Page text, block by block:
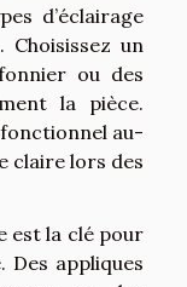
d’éclairage
un
ou des
la pièce.
au-
claire lors des
est la clé pour
Des appliques